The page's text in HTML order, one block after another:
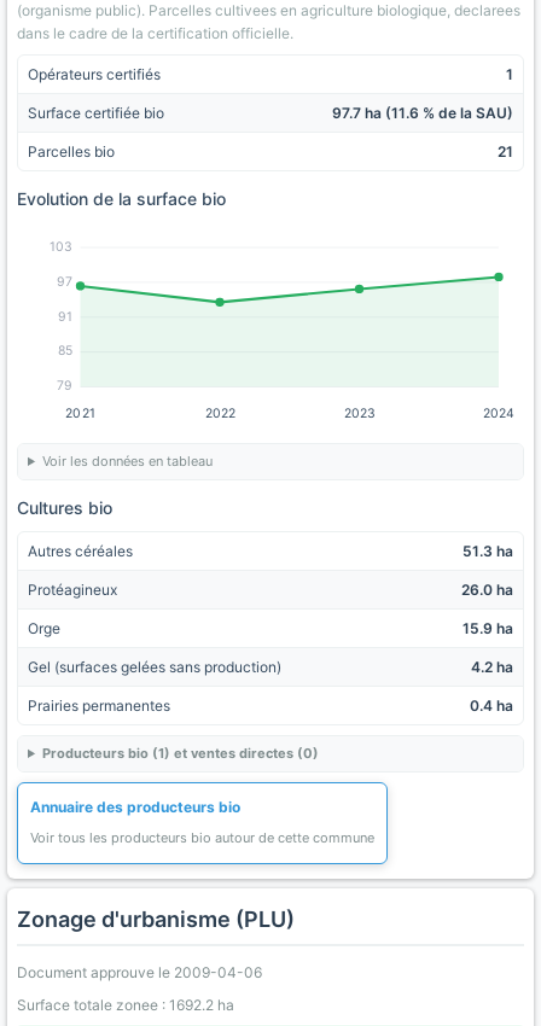
(organisme public). Parcelles cultivees en agriculture biologique, declarees
dans le cadre de la certification officielle.
Opérateurs certifiés 1
Surface certifiée bio 97.7 ha (11.6 % de la SAU)
Parcelles bio 21
Evolution de la surface bio
79
85
91
97
103
2021 2022 2023 2024
Voir les données en tableau
Cultures bio
Autres céréales 51.3 ha
Protéagineux 26.0 ha
Orge 15.9 ha
Gel (surfaces gelées sans production) 4.2 ha
Prairies permanentes 0.4 ha
Producteurs bio (1) et ventes directes (0)
Annuaire des producteurs bio
Voir tous les producteurs bio autour de cette commune
Zonage d'urbanisme (PLU)
Document approuve le 2009-04-06
Surface totale zonee : 1692.2 ha